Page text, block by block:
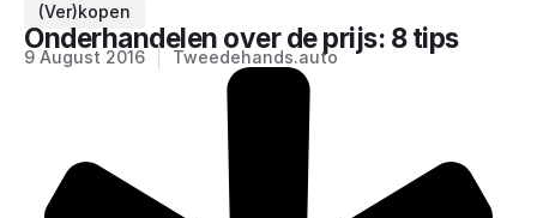
(Ver)kopen
Onderhandelen over de prijs: 8 tips
9 August 2016 Tweedehands.auto